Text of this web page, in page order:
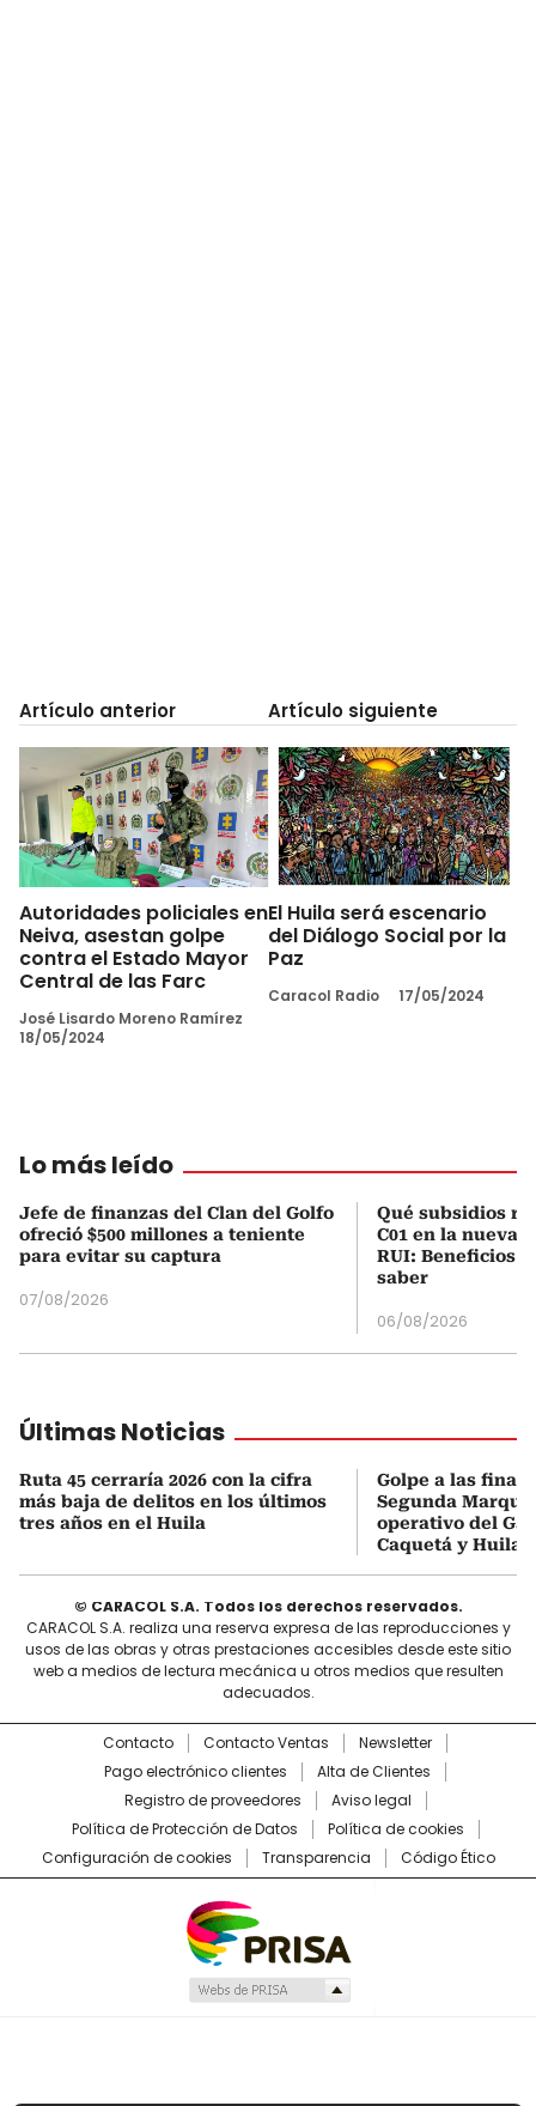
Artículo anterior
Autoridades policiales en
Neiva, asestan golpe
contra el Estado Mayor
Central de las Farc
José Lisardo Moreno Ramírez
18/05/2024
Artículo siguiente
El Huila será escenario
del Diálogo Social por la
Paz
Caracol Radio 17/05/2024
Lo más leído
Jefe de finanzas del Clan del Golfo
ofreció $500 millones a teniente
para evitar su captura
07/08/2026
Qué subsidios
C01 en la nueva
RUI: Beneficios
saber
06/08/2026
Últimas Noticias
Ruta 45 cerraría 2026 con la cifra
más baja de delitos en los últimos
tres años en el Huila
Golpe a las
Segunda
operativo del
Caquetá y Huila
© CARACOL S.A. Todos los derechos reservados.
CARACOL S.A. realiza una reserva expresa de las reproducciones y
usos de las obras y otras prestaciones accesibles desde este sitio
web a medios de lectura mecánica u otros medios que resulten
adecuados.
Contacto Contacto Ventas
Newsletter
Pago electrónico clientes
Alta de Clientes
Registro de proveedores
Aviso legal
Política de Protección de Datos
Política de cookies
Configuración de cookies
Transparencia Código Ético